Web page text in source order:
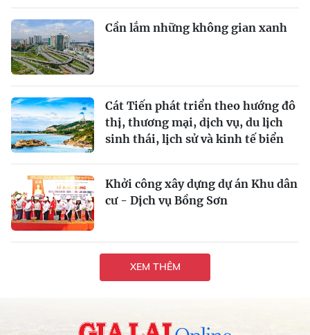
Cần lắm những không gian xanh
Cát Tiến phát triển theo hướng đô
thị, thương mại, dịch vụ, du lịch
sinh thái, lịch sử và kinh tế biển
Khởi công xây dựng dự án Khu dân
cư - Dịch vụ Bồng Sơn
XEM THÊM